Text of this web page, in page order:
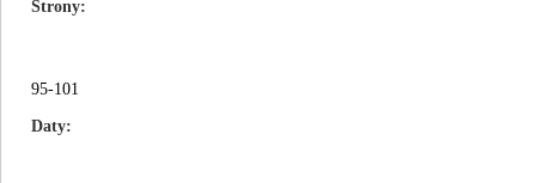
Strony
95-101
Daty